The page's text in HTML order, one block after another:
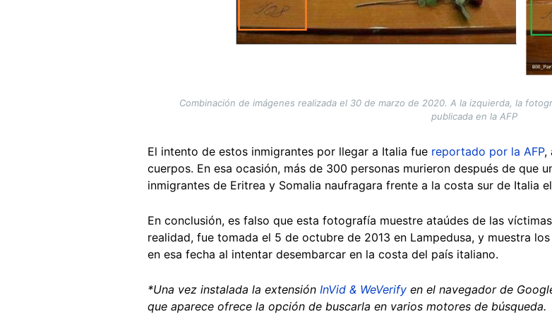
Combinación de imágenes realizada el 30 de marzo de 2020. A la izquierda, la
publicada en la AFP
El intento de estos inmigrantes por llegar a Italia fue reportado por la AFP,
cuerpos. En esa ocasión, más de 300 personas murieron después de que
inmigrantes de Eritrea y Somalia naufragara frente a la costa sur de Italia
En conclusión, es falso que esta fotografía muestre ataúdes de las
realidad, fue tomada el 5 de octubre de 2013 en Lampedusa, y muestra
en esa fecha al intentar desembarcar en la costa del país italiano.
*Una vez instalada la extensión InVid & WeVerify en el navegador de
que aparece ofrece la opción de buscarla en varios motores de búsqueda.